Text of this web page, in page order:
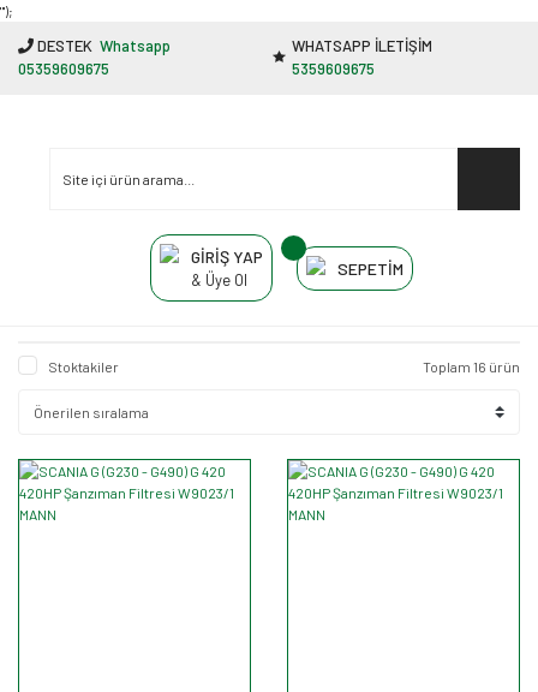
"');
DESTEK Whatsapp
05359609675
WHATSAPP İLETİŞİM
5359609675
GİRİŞ YAP
& Üye Ol
SEPETİM
Stoktakiler Toplam 16 ürün